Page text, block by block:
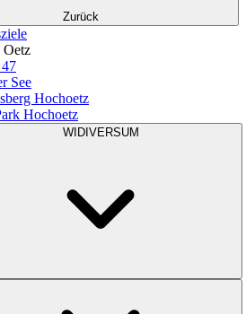
Zurück
Oetz
See
Hochoetz
Hochoetz
WIDIVERSUM